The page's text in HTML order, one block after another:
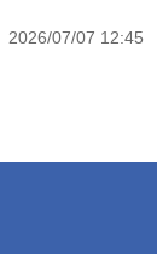
2026/07/07 12:45